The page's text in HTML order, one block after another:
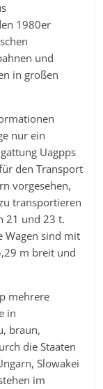
1980er
und
in großen
nur ein
Uagpps
den Transport
vorgesehen,
transportieren
21 und 23 t.
Wagen sind mit
m breit und
mehrere
in
braun,
die Staaten
Slowakei
im